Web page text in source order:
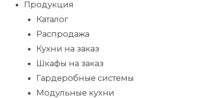
Продукция
Каталог
Распродажа
Кухни на заказ
Шкафы на заказ
Гардеробные системы
Модульные кухни